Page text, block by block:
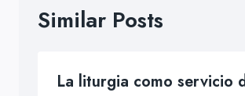
Similar Posts
­­La liturgia como servicio